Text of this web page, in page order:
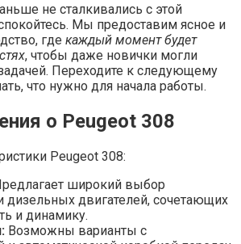
не сталкивались с этой
Мы предоставим ясное и
где каждый момент будет
, чтобы даже новички могли
Переходите к следующему
что нужно для начала работы.
о Peugeot 308
Peugeot 308:
широкий выбор
дизельных двигателей, сочетающих
и динамику.
Возможны варианты с